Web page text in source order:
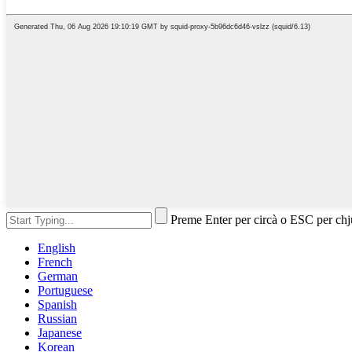
Preme Enter per circà o ESC per
English
French
German
Portuguese
Spanish
Russian
Japanese
Korean